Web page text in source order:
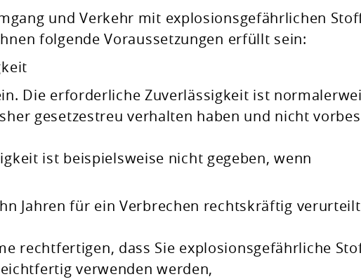
und Verkehr mit explosionsgefährlichen
folgende Voraussetzungen erfüllt sein:
Die erforderliche Zuverlässigkeit ist
gesetzestreu verhalten haben und nicht
ist beispielsweise nicht gegeben, wenn
Jahren für ein Verbrechen rechtskräftig verurteilt
rechtfertigen, dass Sie explosionsgefährliche
verwenden werden,